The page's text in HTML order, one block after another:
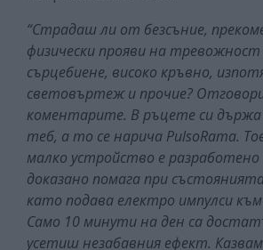
“Страдаш ли от безсъние,
физически прояви на
сърцебиене, високо кръвно,
световъртеж и прочие?
коментарите. В ръцете си
теб, а то се нарича PulsoRama.
малко устройство е
доказано помага при
като подава електро импулси
Само 10 минути на ден са
усетиш незабавния ефект.